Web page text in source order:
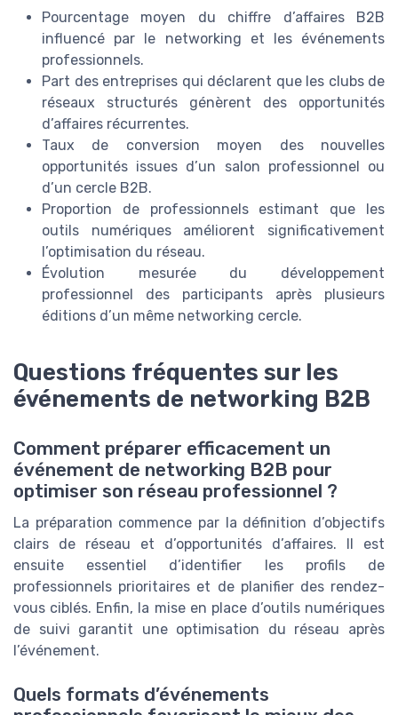
Pourcentage moyen du chiffre d’affaires B2B
influencé par le networking et les événements
professionnels.
Part des entreprises qui déclarent que les clubs de
réseaux structurés génèrent des opportunités
d’affaires récurrentes.
Taux de conversion moyen des nouvelles
opportunités issues d’un salon professionnel ou
d’un cercle B2B.
Proportion de professionnels estimant que les
outils numériques améliorent significativement
l’optimisation du réseau.
Évolution mesurée du développement
professionnel des participants après plusieurs
éditions d’un même networking cercle.
Questions fréquentes sur les
événements de networking B2B
Comment préparer efficacement un
événement de networking B2B pour
optimiser son réseau professionnel ?
La préparation commence par la définition d’objectifs
clairs de réseau et d’opportunités d’affaires. Il est
ensuite essentiel d’identifier les profils de
professionnels prioritaires et de planifier des rendez-
vous ciblés. Enfin, la mise en place d’outils numériques
de suivi garantit une optimisation du réseau après
l’événement.
Quels formats d’événements